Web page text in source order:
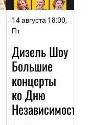
14 августа 18:00,
Пт
Дизель Шоу
Большие
концерты
ко Дню
Независимости